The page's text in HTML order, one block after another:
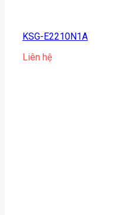
KSG-E2210N1A
Liên hệ